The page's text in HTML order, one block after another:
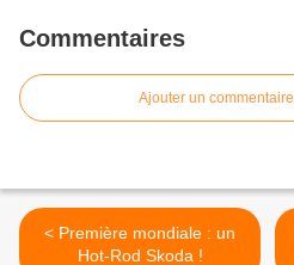
Commentaires
Ajouter un commentaire
< Première mondiale : un
Hot-Rod Skoda !